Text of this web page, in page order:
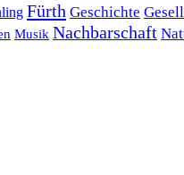
Fürth Geschichte
Musik Nachbarschaft